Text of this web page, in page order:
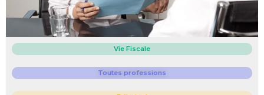
Vie Fiscale
Toutes professions